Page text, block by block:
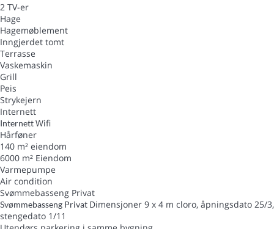
2 TV-er
Hage
Hagemøblement
Inngjerdet tomt
Terrasse
Vaskemaskin
Grill
Peis
Strykejern
Internett
InternettWifi
Hårføner
140 m² eiendom
6000 m² Eiendom
Varmepumpe
Air condition
Svømmebasseng Privat
Svømmebasseng Privat Dimensjoner 9 x 4 m cloro, åpningsdato 25/3,
stengedato 1/11